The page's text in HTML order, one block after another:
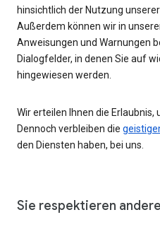
hinsichtlich der Nutzung
Außerdem können wir in
Anweisungen und Warnungen
Dialogfelder, in denen Sie auf
hingewiesen werden.
Wir erteilen Ihnen die Erlaubnis,
Dennoch verbleiben die
den Diensten haben, bei uns.
Sie respektieren